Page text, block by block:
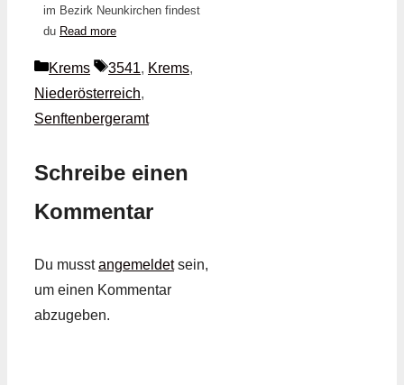
im Bezirk Neunkirchen findest
du Read more
Kategorien
Krems Schlagwörter
3541, Krems,
Niederösterreich,
Senftenbergeramt
Schreibe einen
Kommentar
Du musstangemeldetsein,
um einen Kommentar
abzugeben.